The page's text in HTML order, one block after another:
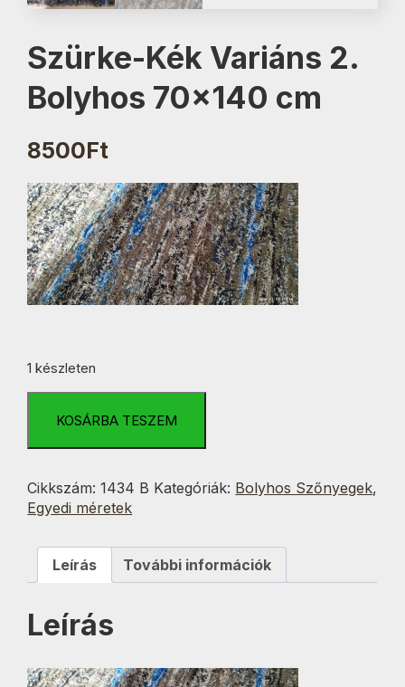
Szürke-Kék Variáns 2.
Bolyhos 70×140 cm
8500Ft
1 készleten
Bolyhos
70x140
cm
KOSÁRBA TESZEM
Cikkszám:1434 B Kategóriák: Bolyhos Szőnyegek,
Egyedi méretek
Leírás További információk
Leírás